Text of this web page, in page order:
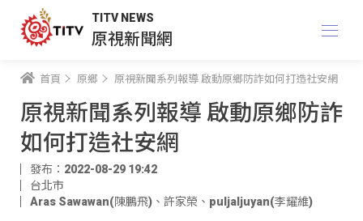
TITV NEWS
原視新聞網
首頁 原鄉 原視新聞系列報導 啟動原鄉防詐如何打造社安網
原視新聞系列報導 啟動原鄉防詐
如何打造社安網
發布：2022-08-29 19:42
台北市
Aras Sawawan(陳鵬飛) 、 許家榮 、 puljaljuyan(李耀維)